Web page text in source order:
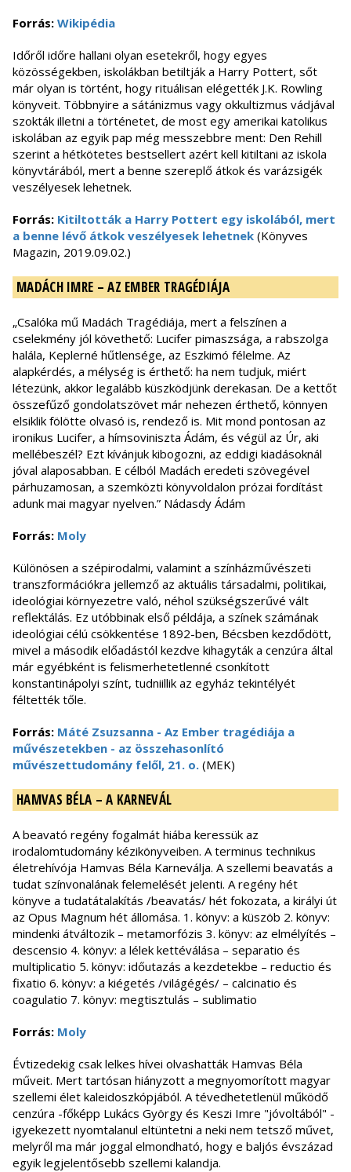
Forrás: Wikipédia
Időről időre hallani olyan esetekről, hogy egyes
közösségekben, iskolákban betiltják a Harry Pottert, sőt
már olyan is történt, hogy rituálisan elégették J.K. Rowling
könyveit. Többnyire a sátánizmus vagy okkultizmus vádjával
szokták illetni a történetet, de most egy amerikai katolikus
iskolában az egyik pap még messzebbre ment: Den Rehill
szerint a hétkötetes bestsellert azért kell kitiltani az iskola
könyvtárából, mert a benne szereplő átkok és varázsigék
veszélyesek lehetnek.
Forrás: Kitiltották a Harry Pottert egy iskolából, mert
a benne lévő átkok veszélyesek lehetnek (Könyves
Magazin, 2019.09.02.)
MADÁCH IMRE – AZ EMBER TRAGÉDIÁJA
„Csalóka mű Madách Tragédiája, mert a felszínen a
cselekmény jól követhető: Lucifer pimaszsága, a rabszolga
halála, Keplerné hűtlensége, az Eszkimó félelme. Az
alapkérdés, a mélység is érthető: ha nem tudjuk, miért
létezünk, akkor legalább küszködjünk derekasan. De a kettőt
összefűző gondolatszövet már nehezen érthető, könnyen
elsiklik fölötte olvasó is, rendező is. Mit mond pontosan az
ironikus Lucifer, a hímsoviniszta Ádám, és végül az Úr, aki
mellébeszél? Ezt kívánjuk kibogozni, az eddigi kiadásoknál
jóval alaposabban. E célból Madách eredeti szövegével
párhuzamosan, a szemközti könyvoldalon prózai fordítást
adunk mai magyar nyelven.” Nádasdy Ádám
Forrás: Moly
Különösen a szépirodalmi, valamint a színházművészeti
transzformációkra jellemző az aktuális társadalmi, politikai,
ideológiai környezetre való, néhol szükségszerűvé vált
reflektálás. Ez utóbbinak első példája, a színek számának
ideológiai célú csökkentése 1892-ben, Bécsben kezdődött,
mivel a második előadástól kezdve kihagyták a cenzúra által
már egyébként is felismerhetetlenné csonkított
konstantinápolyi színt, tudniillik az egyház tekintélyét
féltették tőle.
Forrás: Máté Zsuzsanna - Az Ember tragédiája a
művészetekben - az összehasonlító
művészettudomány felől, 21. o. (MEK)
HAMVAS BÉLA – A KARNEVÁL
A beavató regény fogalmát hiába keressük az
irodalomtudomány kézikönyveiben. A terminus technikus
életrehívója Hamvas Béla Karneválja. A szellemi beavatás a
tudat színvonalának felemelését jelenti. A regény hét
könyve a tudatátalakítás /beavatás/ hét fokozata, a királyi út
az Opus Magnum hét állomása. 1. könyv: a küszöb 2. könyv:
mindenki átváltozik – metamorfózis 3. könyv: az elmélyítés –
descensio 4. könyv: a lélek kettéválása – separatio és
multiplicatio 5. könyv: időutazás a kezdetekbe – reductio és
fixatio 6. könyv: a kiégetés /világégés/ – calcinatio és
coagulatio 7. könyv: megtisztulás – sublimatio
Forrás: Moly
Évtizedekig csak lelkes hívei olvashatták Hamvas Béla
műveit. Mert tartósan hiányzott a megnyomorított magyar
szellemi élet kaleidoszkópjából. A tévedhetetlenül működő
cenzúra -főképp Lukács György és Keszi Imre "jóvoltából" -
igyekezett nyomtalanul eltüntetni a neki nem tetsző művet,
melyről ma már joggal elmondható, hogy e baljós évszázad
egyik legjelentősebb szellemi kalandja.